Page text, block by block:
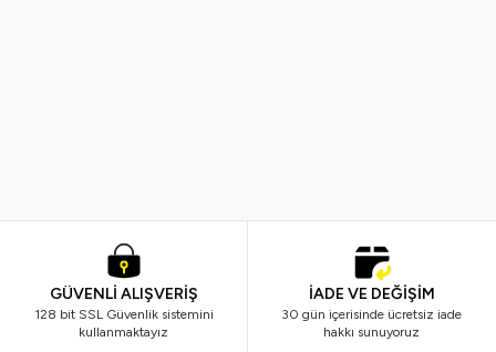
GÜVENLİ ALIŞVERİŞ
128 bit SSL Güvenlik sistemini
kullanmaktayız
İADE VE DEĞİŞİM
30 gün içerisinde ücretsiz iade
hakkı sunuyoruz